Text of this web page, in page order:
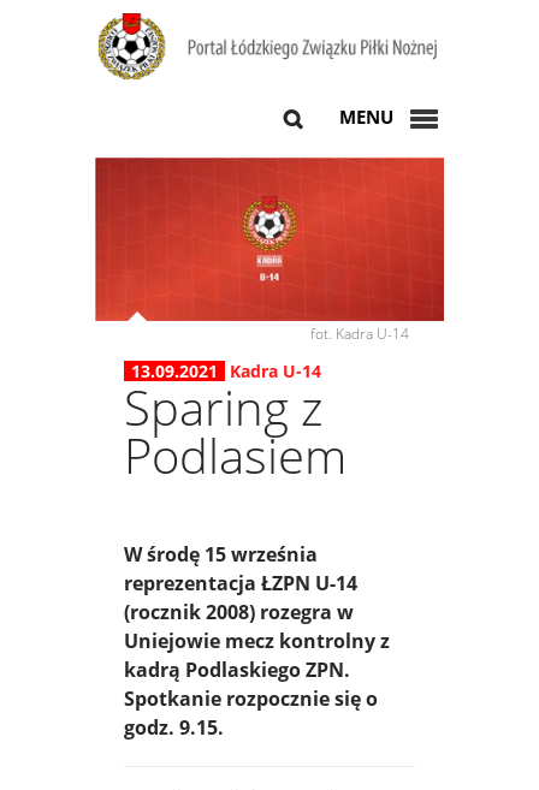
MENU
fot. Kadra U-14
13.09.2021 Kadra U-14
Sparing z
Podlasiem
W środę 15 września
reprezentacja ŁZPN U-14
(rocznik 2008) rozegra w
Uniejowie mecz kontrolny z
kadrą Podlaskiego ZPN.
Spotkanie rozpocznie się o
godz. 9.15.